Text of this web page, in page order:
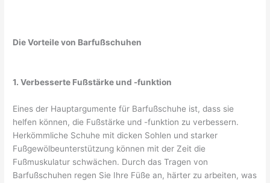
Die Vorteile von Barfußschuhen
1. Verbesserte Fußstärke und -funktion
Eines der Hauptargumente für Barfußschuhe ist, dass sie
helfen können, die Fußstärke und -funktion zu verbessern.
Herkömmliche Schuhe mit dicken Sohlen und starker
Fußgewölbeunterstützung können mit der Zeit die
Fußmuskulatur schwächen. Durch das Tragen von
Barfußschuhen regen Sie Ihre Füße an, härter zu arbeiten, was